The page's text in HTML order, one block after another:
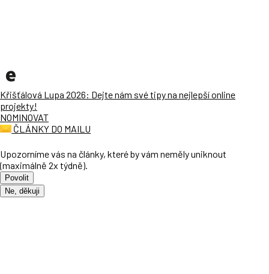
Křišťálová Lupa 2026: Dejte nám své tipy na nejlepší online
projekty!
NOMINOVAT
ČLÁNKY DO MAILU
Upozorníme vás na články, které by vám neměly uniknout
(maximálně 2x týdně).
Povolit
Ne, děkuji